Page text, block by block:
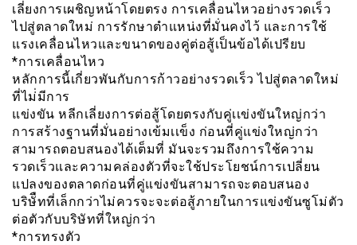
เลี่ยงการเผชิญหน้าโดยตรง การเคลื่อนไหวอย่างรวดเร็ว
ไปสู่ตลาดใหม่ การรักษาตำแหน่งที่มั่นคงไว้ และการใช้
แรงเคลื่อนไหวและขนาดของคู่ต่อสู้เป็นข้อได้เปรียบ
*การเคลื่อนไหว
หลักการนี้เกี่ยวพันกับการก้าวอย่างรวดเร็ว ไปสู่ตลาดใหม่
ที่ไม่่มีการ
แข่งขัน หลีกเลี่ยงการต่อสู้โดยตรงกับคู่เเข่งขันใหญ่กว่า
การสร้างฐานที่มั่นอย่างเข้มเเข็ง ก่อนที่คู่แข่งใหญ่กว่า
สามารถตอบสนองได้เต็มที่ มันจะรวมถึงการใช้ความ
รวดเร็วและความคล่องตัวที่จะใช้ประโยชน์การเปลี่ยน
แปลงของตลาดก่อนที่คู่แข่งขันสามารถจะตอบสนอง
บริษัืทที่เล็กกว่าไม่ควรจะจะต่อสู้ภายในการแข่งขันซูโม่ตัว
ต่อตัวกับบริษัทที่ใหญ่กว่า
*การทรงตัว